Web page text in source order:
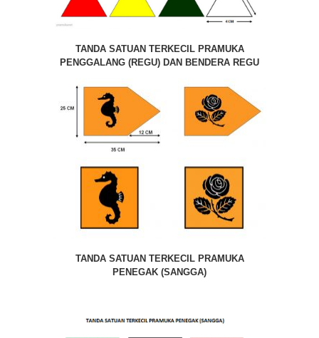
TANDA SATUAN TERKECIL PRAMUKA
PENGGALANG (REGU) DAN BENDERA REGU
TANDA SATUAN TERKECIL PRAMUKA
PENEGAK (SANGGA)